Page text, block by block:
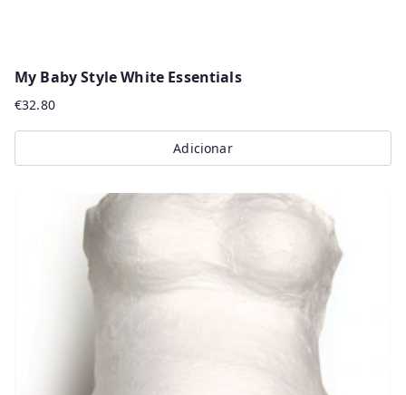
My Baby Style White Essentials
€32.80
Adicionar